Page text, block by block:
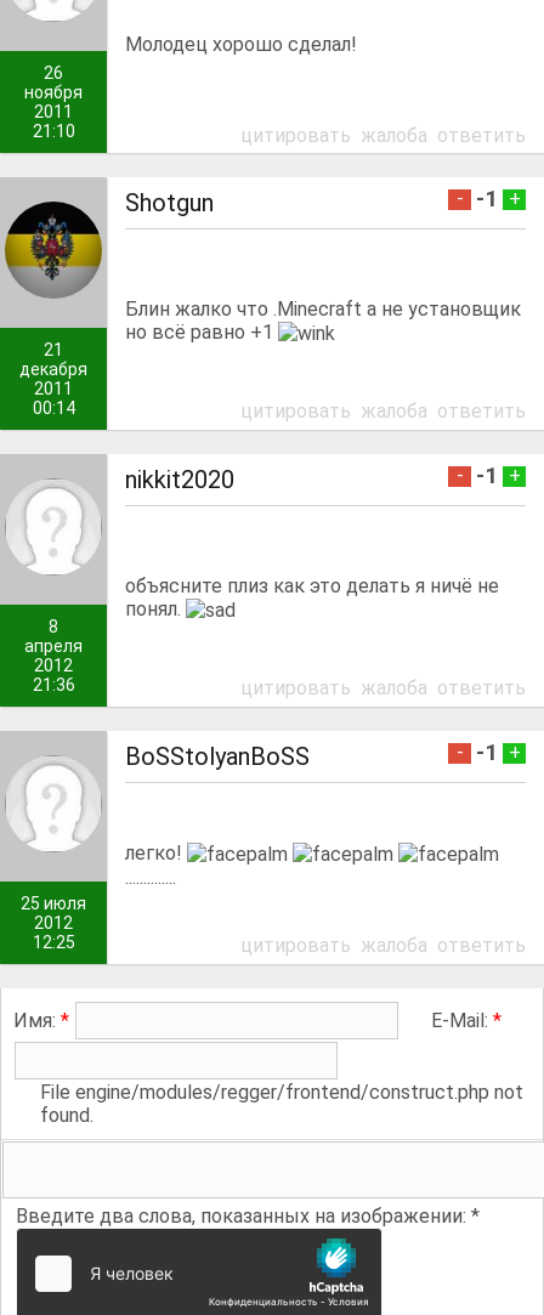
26
ноября
2011
21:10
Молодец хорошо сделал!
цитировать жалоба ответить
21
декабря
2011
00:14
Shotgun - -1 +
Блин жалко что .Minecraft а не установщик
но всё равно +1
цитировать жалоба ответить
8
апреля
2012
21:36
nikkit2020 - -1 +
объясните плиз как это делать я ничё не
понял.
цитировать жалоба ответить
25 июля
2012
12:25
BoSStolyanBoSS - -1 +
легко!
..............
цитировать жалоба ответить
Имя: * E-Mail: *
File engine/modules/regger/frontend/construct.php not
found.
Введите два слова, показанных на изображении: *